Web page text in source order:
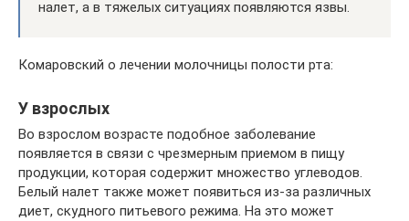
налет, а в тяжелых ситуациях появляются язвы.
Комаровский о лечении молочницы полости рта:
У взрослых
Во взрослом возрасте подобное заболевание
появляется в связи с чрезмерным приемом в пищу
продукции, которая содержит множество углеводов.
Белый налет также может появиться из-за различных
диет, скудного питьевого режима. На это может